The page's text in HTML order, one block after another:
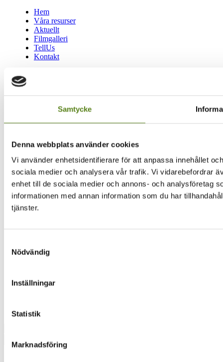
Samtycke
Denna webbplats använder cookies
Vi använder enhetsidentifierare för att anpassa innehållet
sociala medier och analysera vår trafik. Vi vidarebefordrar
enhet till de sociala medier och annons- och analysföretag
informationen med annan information som du har
tjänster.
Nödvändig
Inställningar
Statistik
Marknadsföring
Hem
Våra resurser
Aktuellt
Filmgalleri
TellUs
Kontakt
Filmkommission
Lediga tjänster
Integritetspolicy
Om oss
Nyhetsbrev
Filmkommission
Filmarbetare i sydost
Lediga tjänster
Hitta till oss
Facebook
Instagram
Facebook
Sök